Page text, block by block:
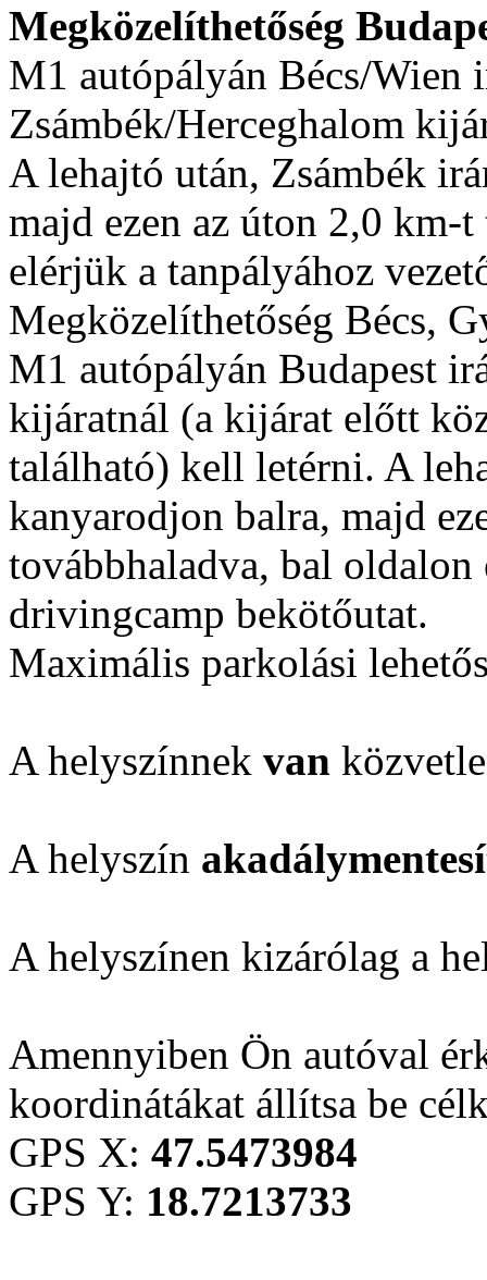
Megközelíthetőség
M1 autópályán Bécs/Wien
Zsámbék/Herceghalom
A lehajtó után, Zsámbék
majd ezen az úton 2,0 km-
elérjük a tanpályához
Megközelíthetőség Bécs,
M1 autópályán Budapest
kijáratnál (a kijárat előtt
található) kell letérni. A
kanyarodjon balra, majd
továbbhaladva, bal
drivingcamp bekötőutat.
Maximális parkolási
A helyszínnek van
A helyszín
A helyszínen kizárólag a
Amennyiben Ön autóval
koordinátákat állítsa be
GPS X: 47.5473984
GPS Y: 18.7213733